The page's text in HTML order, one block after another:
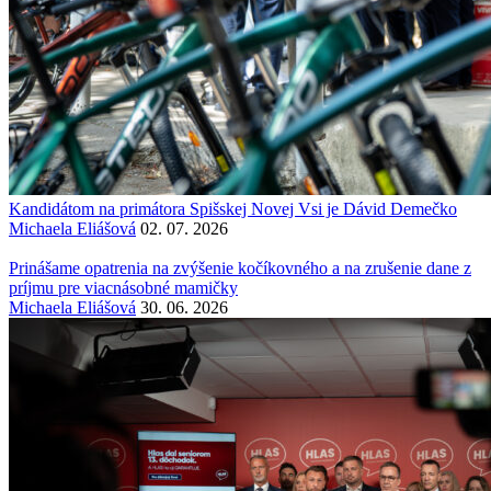
Kandidátom na primátora Spišskej Novej Vsi je Dávid Demečko
Michaela Eliášová 02. 07. 2026
Prinášame opatrenia na zvýšenie kočíkovného a na zrušenie dane z
príjmu pre viacnásobné mamičky
Michaela Eliášová 30. 06. 2026